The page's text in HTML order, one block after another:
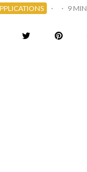
· · 9